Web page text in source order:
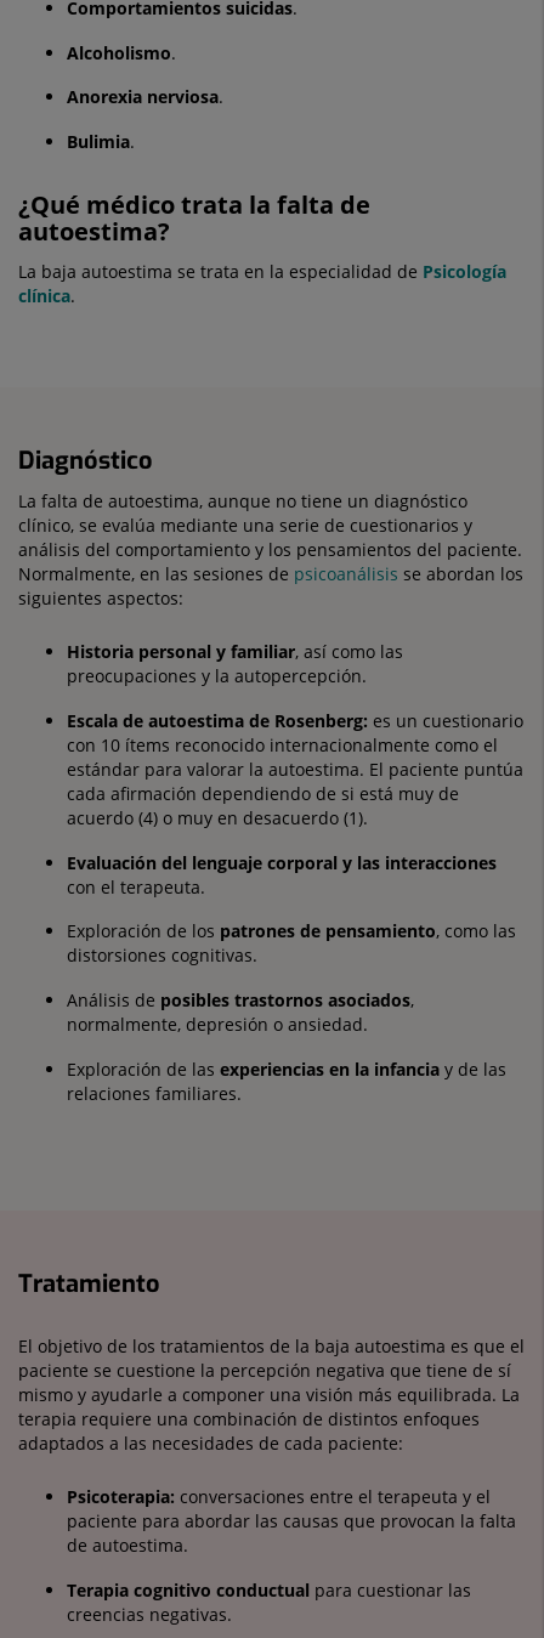
Comportamientos suicidas.
Alcoholismo.
Anorexia nerviosa.
Bulimia.
¿Qué médico trata la falta de
autoestima?
La baja autoestima se trata en la especialidad de Psicología
clínica.
Diagnóstico
La falta de autoestima, aunque no tiene un diagnóstico
clínico, se evalúa mediante una serie de cuestionarios y
análisis del comportamiento y los pensamientos del paciente.
Normalmente, en las sesiones de psicoanálisis se abordan los
siguientes aspectos:
Historia personal y familiar, así como las
preocupaciones y la autopercepción.
Escala de autoestima de Rosenberg: es un cuestionario
con 10 ítems reconocido internacionalmente como el
estándar para valorar la autoestima. El paciente puntúa
cada afirmación dependiendo de si está muy de
acuerdo (4) o muy en desacuerdo (1).
Evaluación del lenguaje corporal y las interacciones
con el terapeuta.
Exploración de los patrones de pensamiento, como las
distorsiones cognitivas.
Análisis de posibles trastornos asociados,
normalmente, depresión o ansiedad.
Exploración de las experiencias en la infancia y de las
relaciones familiares.
Tratamiento
El objetivo de los tratamientos de la baja autoestima es que el
paciente se cuestione la percepción negativa que tiene de sí
mismo y ayudarle a componer una visión más equilibrada. La
terapia requiere una combinación de distintos enfoques
adaptados a las necesidades de cada paciente:
Psicoterapia: conversaciones entre el terapeuta y el
paciente para abordar las causas que provocan la falta
de autoestima.
Terapia cognitivo conductual para cuestionar las
creencias negativas.